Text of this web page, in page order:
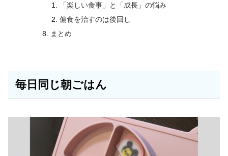
「楽しい食事」と「成長」の悩み
偏食を治すのは後回し
まとめ
毎日同じ朝ごはん